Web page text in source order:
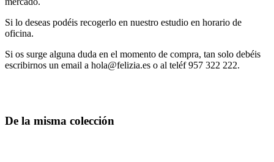
Si lo deseas podéis recogerlo en nuestro estudio en horario de
oficina.
Si os surge alguna duda en el momento de compra, tan solo debéis
escribirnos un email a hola@felizia.es o al teléf 957 322 222.
De la misma colección